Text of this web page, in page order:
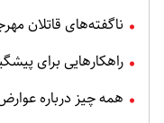
ناگفته‌های قاتلان
راهکارهایی برای
همه چیز درباره